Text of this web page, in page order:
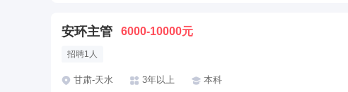
安环主管 6000-10000元
招聘1人
甘肃-天水 3年以上 本科